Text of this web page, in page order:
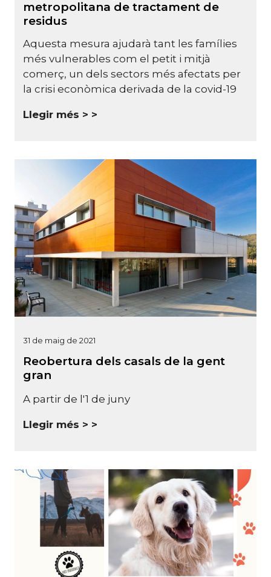
metropolitana de tractament de
residus
Aquesta mesura ajudarà tant les famílies
més vulnerables com el petit i mitjà
comerç, un dels sectors més afectats per
la crisi econòmica derivada de la covid-19
Llegir més >
31 de maig de 2021
Reobertura dels casals de la gent
gran
A partir de l'1 de juny
Llegir més >